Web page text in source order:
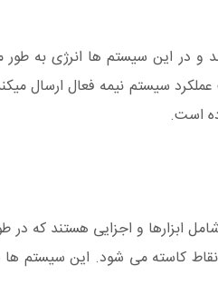
در این سیستم ها انرژی به
سیستم نیمه فعال ارسال
است.
و اجزایی هستند که در
کاسته می شود. این سیستم